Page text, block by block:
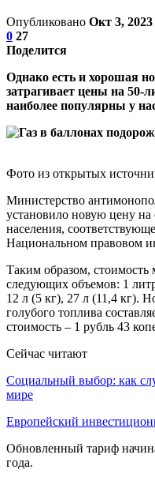
Опубликовано Окт 3, 2023
0 27
Поделится
Однако есть и хорошая
затрагивает цены на
наиболее популярны у
Фото из открытых
Министерство
установило новую цену
населения,
Национальном правовом
Таким образом, стоимость
следующих объемов: 1
12 л (5 кг), 27 л (11,4 кг).
голубого топлива
стоимость – 1 рубль 43
Сейчас читают
Социальный выбор: как
мире
Европейский
Обновленный тариф
года.